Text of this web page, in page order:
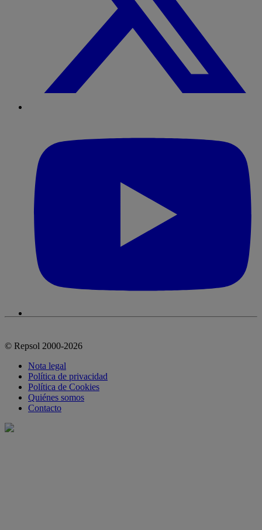
© Repsol 2000-2026
Nota legal
Política de privacidad
Política de Cookies
Quiénes somos
Contacto